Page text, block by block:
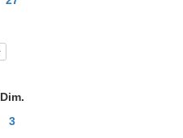
Dim.
3